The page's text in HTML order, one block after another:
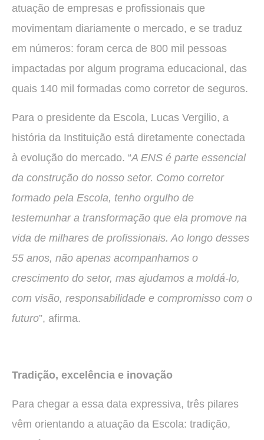
atuação de empresas e profissionais que
movimentam diariamente o mercado, e se traduz
em números: foram cerca de 800 mil pessoas
impactadas por algum programa educacional, das
quais 140 mil formadas como corretor de seguros.
Para o presidente da Escola, Lucas Vergilio, a
história da Instituição está diretamente conectada
à evolução do mercado. “A ENS é parte essencial
da construção do nosso setor. Como corretor
formado pela Escola, tenho orgulho de
testemunhar a transformação que ela promove na
vida de milhares de profissionais. Ao longo desses
55 anos, não apenas acompanhamos o
crescimento do setor, mas ajudamos a moldá-lo,
com visão, responsabilidade e compromisso com o
futuro”, afirma.
Tradição, excelência e inovação
Para chegar a essa data expressiva, três pilares
vêm orientando a atuação da Escola: tradição,